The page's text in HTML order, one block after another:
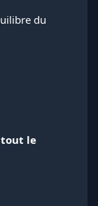
du
tout le